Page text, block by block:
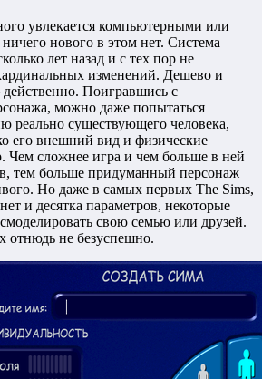
увлекается компьютерными или
нового в этом нет. Система
лет назад и с тех пор не
изменений. Дешево и
Поигравшись с
можно даже попытаться
реально существующего человека,
его внешний вид и физические
Чем сложнее игра и чем больше в ней
тем больше придуманный персонаж
Но даже в самых первых The Sims,
и десятка параметров, некоторые
свою семью или друзей.
отнюдь не безуспешно.